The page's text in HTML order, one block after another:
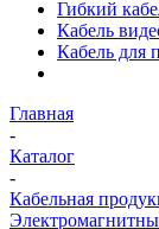
Гибкий
Кабель
Кабель для
Главная
-
Каталог
-
Кабельная